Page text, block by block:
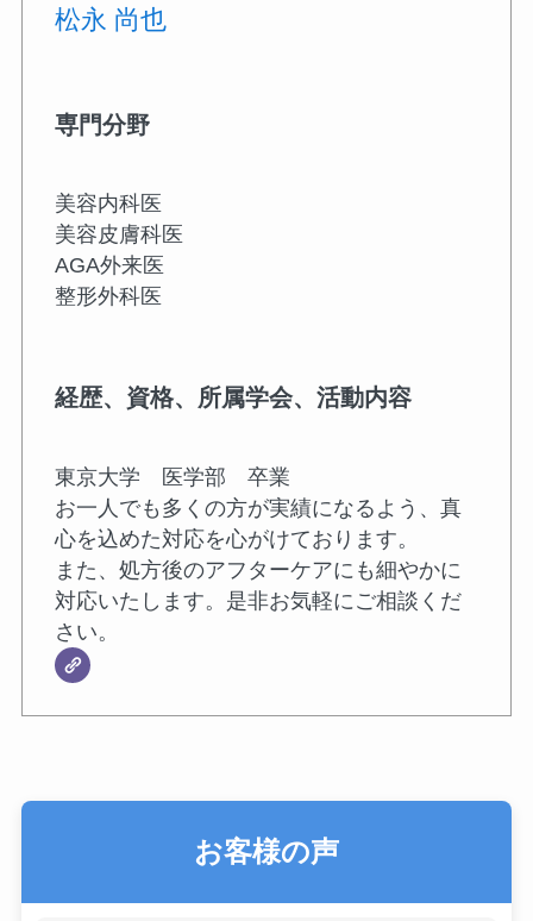
松永 尚也
専門分野
美容内科医
美容皮膚科医
AGA外来医
整形外科医
経歴、資格、所属学会、活動内容
東京大学 医学部 卒業
お一人でも多くの方が実績になるよう、真
心を込めた対応を心がけております。
また、処方後のアフターケアにも細やかに
対応いたします。是非お気軽にご相談くだ
さい。
お客様の声